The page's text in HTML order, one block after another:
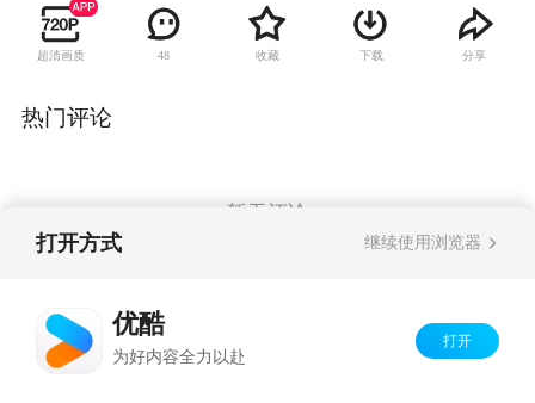
生暴力抢劫，引发了一连串灾难性的后果，他们
被迫重新聚到一起，但是他们谁也没有料到命运
可能被彻底改变。
超清画质 48 收藏 下载 分享
热门评论
暂无评论
打开方式 继续使用浏览器
优酷
为好内容全力以赴
打开